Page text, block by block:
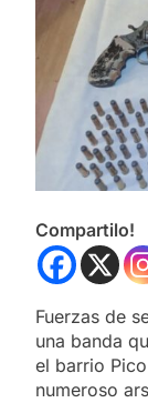
Compartilo!
Fuerzas de
una banda
el barrio
numeroso